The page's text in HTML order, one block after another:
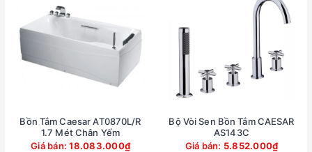
Bồn Tắm Caesar AT0870L/R
1.7 Mét Chân Yếm
Giá bán:18.083.000₫
Bộ Vòi Sen Bồn Tắm CAESAR
AS143C
Giá bán: 5.852.000₫